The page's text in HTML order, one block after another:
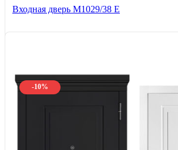
Входная дверь М1029/38 E
-10%